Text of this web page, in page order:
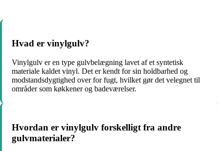
Hvad er vinylgulv?
Vinylgulv er en type gulvbelægning lavet af et syntetisk
materiale kaldet vinyl. Det er kendt for sin holdbarhed og
modstandsdygtighed over for fugt, hvilket gør det velegnet til
områder som køkkener og badeværelser.
Hvordan er vinylgulv forskelligt fra andre
gulvmaterialer?